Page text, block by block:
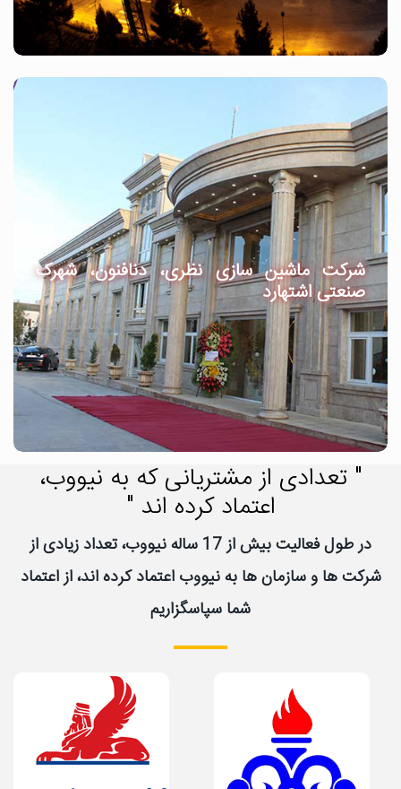
شرکت ماشین سازی نظری، دنافنون، شهرک
صنعتی اشتهارد
" تعدادی از مشتریانی که به نیووب،
اعتماد کرده اند "
در طول فعالیت بیش از 17 ساله نیووب، تعداد زیادی از
شرکت ها و سازمان ها به نیووب اعتماد کرده اند، از اعتماد
شما سپاسگزاریم